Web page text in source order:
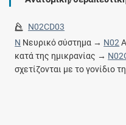
N02CD03
N Νευρικό σύστημα → N02
κατά της ημικρανίας →
σχετίζονται με το γονίδιο